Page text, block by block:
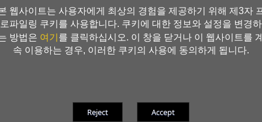
웹사이트는 사용자에게 최상의 경험을 제공하기 위해 제3자
로파일링 쿠키를 사용합니다. 쿠키에 대한 정보와 설정을 변경하
방법은 여기를 클릭하십시오. 이 창을 닫거나 이 웹사이트를
속 이용하는 경우, 이러한 쿠키의 사용에 동의하게 됩니다.